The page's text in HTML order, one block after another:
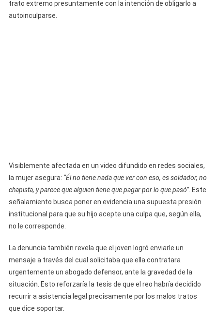
trato extremo presuntamente con la intención de obligarlo a
autoinculparse.
Visiblemente afectada en un video difundido en redes sociales,
la mujer asegura: “Él no tiene nada que ver con eso, es soldador, no
chapista, y parece que alguien tiene que pagar por lo que pasó”. Este
señalamiento busca poner en evidencia una supuesta presión
institucional para que su hijo acepte una culpa que, según ella,
no le corresponde.
La denuncia también revela que el joven logró enviarle un
mensaje a través del cual solicitaba que ella contratara
urgentemente un abogado defensor, ante la gravedad de la
situación. Esto reforzaría la tesis de que el reo habría decidido
recurrir a asistencia legal precisamente por los malos tratos
que dice soportar.